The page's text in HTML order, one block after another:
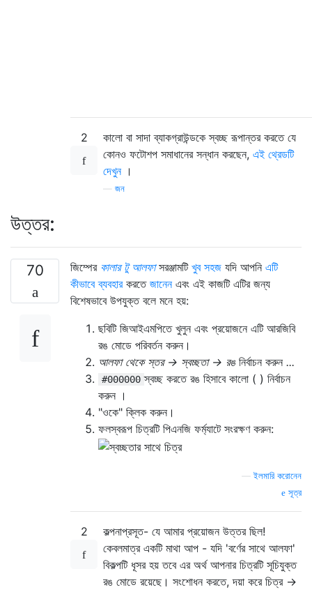
2
কালো বা সাদা ব্যাকগ্রাউন্ডকে স্বচ্ছ রূপান্তর করতে যে
কোনও ফটোশপ সমাধানের সন্ধান করছেন, এই থ্রেডটি
দেখুন।
জন
উত্তর:
70 জিম্পের কালার টু আলফাসরঞ্জামটি খুব সহজ যদি আপনি এটি
কীভাবে ব্যবহারকরতে জানেনএবং এই কাজটি এটির জন্য
বিশেষভাবে উপযুক্ত বলে মনে হয়:
ছবিটি জিআইএমপিতে খুলুন এবং প্রয়োজনে এটি আরজিবি
রঙ মোডে পরিবর্তন করুন।
আলফা থেকে স্তর → স্বচ্ছতা → রঙ নির্বাচন করুন ...
#000000 স্বচ্ছ করতে রঙ হিসাবে কালো ( ) নির্বাচন
করুন ।
"ওকে" ক্লিক করুন।
ফলস্বরূপ চিত্রটি পিএনজি ফর্ম্যাটে সংরক্ষণ করুন:
—ইলমারি করোনেন
সূত্র
2
কল্পনাপ্রসূত- যে আমার প্রয়োজন উত্তর ছিল!
কেবলমাত্র একটি মাথা আপ - যদি 'বর্ণের সাথে আলফা'
বিকল্পটি ধূসর হয় তবে এর অর্থ আপনার চিত্রটি সূচিযুক্ত
রঙ মোডে রয়েছে। সংশোধন করতে, দয়া করে চিত্র ->